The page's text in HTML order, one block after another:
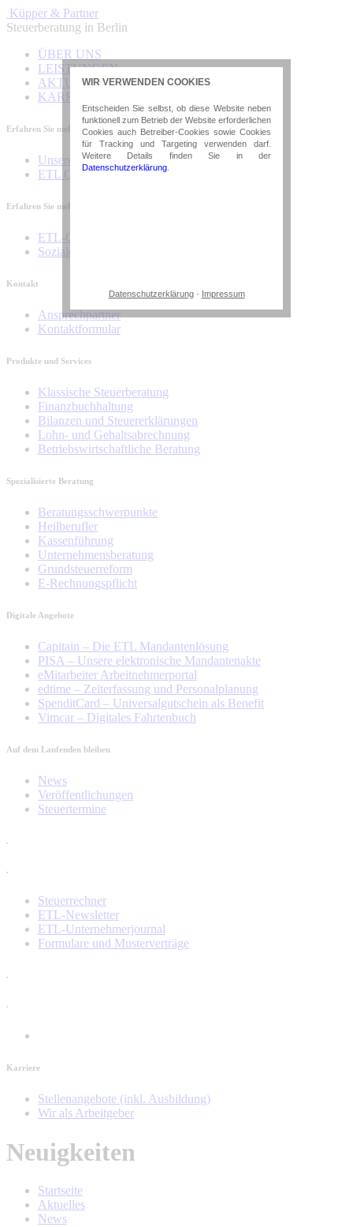
Küpper & Partner
Steuerberatung in Berlin
ÜBER UNS
LEISTUNGEN
AKTUELLES
KARRIERE
Erfahren Sie mehr über unsere Kanzlei
Unsere Kanzlei
ETL Qualitätskanzlei
Erfahren Sie mehr über die ETL-Gruppe
ETL-Gruppe
Soziales Engagement
Kontakt
Ansprechpartner
Kontaktformular
Produkte und Services
Klassische Steuerberatung
Finanzbuchhaltung
Bilanzen und Steuererklärungen
Lohn- und Gehaltsabrechnung
Betriebswirtschaftliche Beratung
Spezialisierte Beratung
Beratungsschwerpunkte
Heilberufler
Kassenführung
Unternehmensberatung
Grundsteuerreform
E-Rechnungspflicht
Digitale Angebote
Capitain – Die ETL Mandantenlösung
PISA – Unsere elektronische Mandantenakte
eMitarbeiter Arbeitnehmerportal
edtime – Zeiterfassung und Personalplanung
SpenditCard – Universalgutschein als Benefit
Vimcar – Digitales Fahrtenbuch
Auf dem Laufenden bleiben
News
Veröffentlichungen
Steuertermine
.
.
Steuerrechner
ETL-Newsletter
ETL-Unternehmerjournal
Formulare und Musterverträge
.
.
Karriere
Stellenangebote (inkl. Ausbildung)
Wir als Arbeitgeber
Neuigkeiten
Startseite
Aktuelles
News
WIR VERWENDEN COOKIES
Entscheiden Sie selbst, ob diese Website neben
funktionell zum Betrieb der Website erforderlichen
Cookies auch Betreiber-Cookies sowie Cookies
für Tracking und Targeting verwenden darf.
Weitere Details finden Sie in der
Datenschutzerklärung
Notwendige Cookies
Diese Cookies sind erforderlich, um die
grundlegende Funktionalität der Website
zu sichern.
unsere Website auf Ihre Bedürfnisse hin
zu optimieren. Hierzu gehört eine
bedarfsgerechte Gestaltung und
fortlaufende Verbesserung unseres
Angebotes einschließlich der
Verknüpfung zu Social-Media-Angeboten
Google Maps zu nutzen oder
Datenschutzerklärung· Impressum